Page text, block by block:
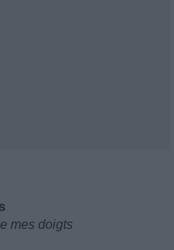
mes doigts